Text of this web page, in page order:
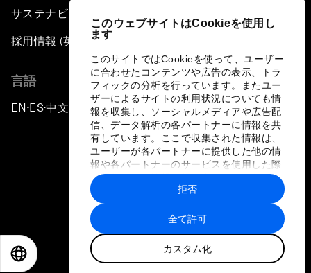
このウェブサイトはCookieを使用し
ます
このサイトではCookieを使って、ユーザー
に合わせたコンテンツや広告の表示、トラ
フィックの分析を行っています。またユー
ザーによるサイトの利用状況についても情
報を収集し、ソーシャルメディアや広告配
信、データ解析の各パートナーに情報を共
有しています。ここで収集された情報は、
ユーザーが各パートナーに提供した他の情
報や各パートナーのサービスを使用した際
に収集された情報と組み合わされ、各パー
トナーによって使用されることがありま
す。
全て許可
カスタム化
拒否
サステナビリティへの取り組み
採用情報 (英語のみ)
言語
EN ▪ES▪中文▪ 日本語
プライバシーポリシーと利用規約
サイトマップ
©
世界経済フォーラム